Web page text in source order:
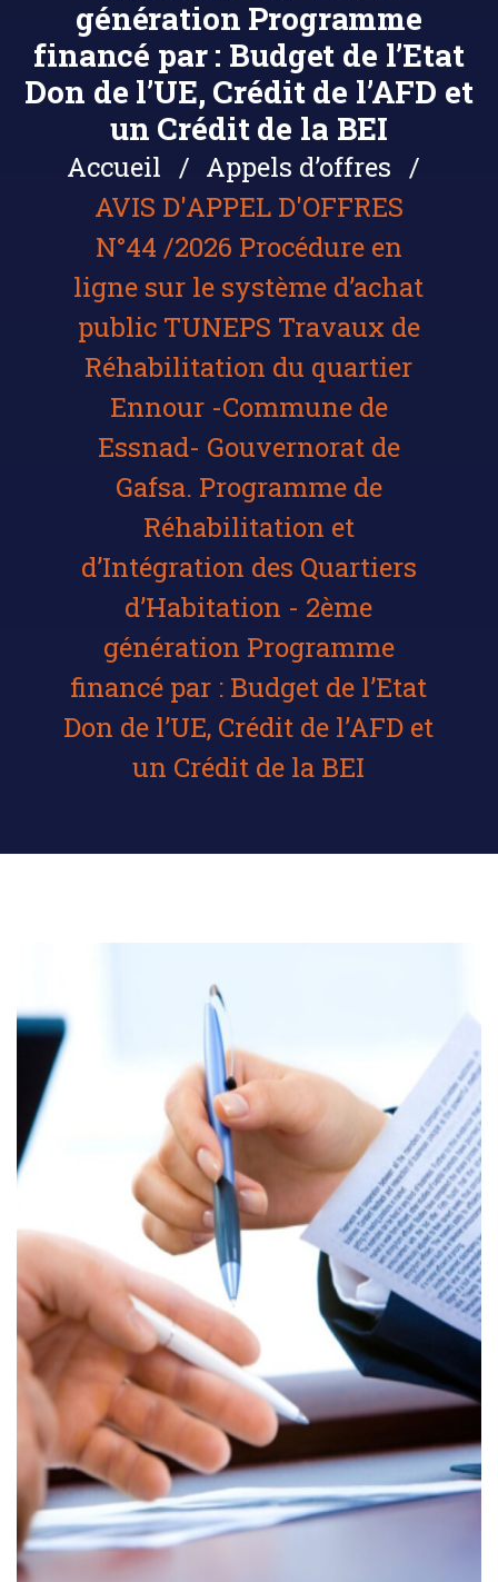
génération Programme
financé par : Budget de l’Etat
Don de l’UE, Crédit de l’AFD et
un Crédit de la BEI
Accueil
Appels d’offres
AVIS D'APPEL D'OFFRES
N°44 /2026 Procédure en
ligne sur le système d’achat
public TUNEPS Travaux de
Réhabilitation du quartier
Ennour -Commune de
Essnad- Gouvernorat de
Gafsa. Programme de
Réhabilitation et
d’Intégration des Quartiers
d’Habitation - 2ème
génération Programme
financé par : Budget de l’Etat
Don de l’UE, Crédit de l’AFD et
un Crédit de la BEI